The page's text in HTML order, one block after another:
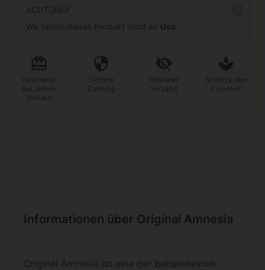
ACHTUNG!
Wir liefern dieses Produkt nicht an Usa
Geschenk
Bei Jedem
Einkauf
Sichere
Zahlung
Diskreter
Versand
Schütze den
Planeten
Informationen über Original Amnesia
Original Amnesia ist eine der bekanntesten